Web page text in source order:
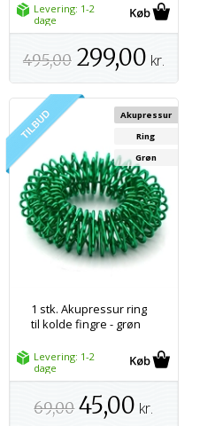
Levering: 1-2
dage
495,00 299,00 kr.
1 stk. Akupressur ring
til kolde fingre - grøn
Akupressur
Ring
Grøn
Levering: 1-2
dage
69,00 45,00 kr.